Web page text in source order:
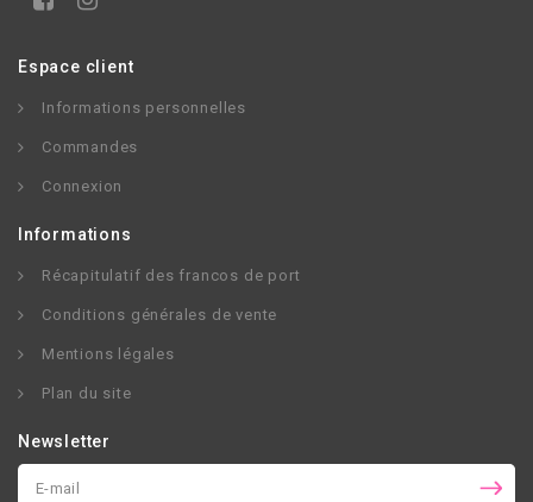
Espace client
Informations personnelles
Commandes
Connexion
Informations
Récapitulatif des francos de port
Conditions générales de vente
Mentions légales
Plan du site
Newsletter